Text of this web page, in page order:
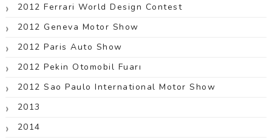
2012 Ferrari World Design Contest
2012 Geneva Motor Show
2012 Paris Auto Show
2012 Pekin Otomobil Fuarı
2012 Sao Paulo International Motor Show
2013
2014